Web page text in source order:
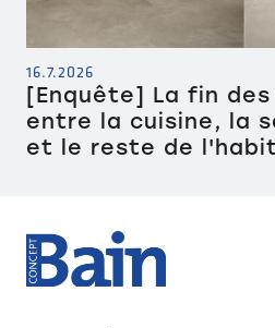
16.7.2026
[Enquête] La fin
entre la cuisine, la
et le reste de